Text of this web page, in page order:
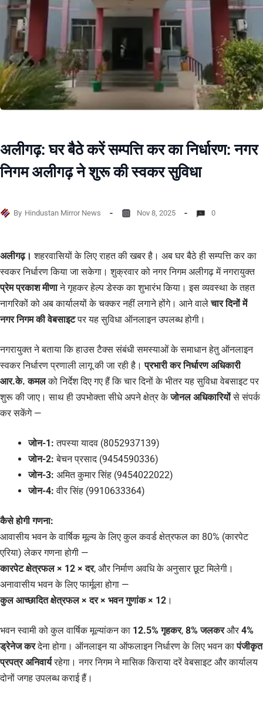
अलीगढ़: घर बैठे करें सम्पत्ति कर का निर्धारण: नगर
निगम अलीगढ़ ने शुरू की स्वकर सुविधा
By Hindustan Mirror News Nov 8, 2025 0
अलीगढ़।शहरवासियों के लिए राहत की खबर है। अब घर बैठे ही सम्पत्ति कर का
स्वकर निर्धारण किया जा सकेगा। शुक्रवार को नगर निगम अलीगढ़ में नगरायुक्त
प्रेम प्रकाश मीणाने गृहकर हेल्प डेस्क का शुभारंभ किया। इस व्यवस्था के तहत
नागरिकों को अब कार्यालयों के चक्कर नहीं लगाने होंगे। आने वालेचार दिनों में
नगर निगम की वेबसाइटपर यह सुविधा ऑनलाइन उपलब्ध होगी।
नगरायुक्त ने बताया कि हाउस टैक्स संबंधी समस्याओं के समाधान हेतु ऑनलाइन
स्वकर निर्धारण प्रणाली लागू की जा रही है।प्रभारी कर निर्धारण अधिकारी
आर.के. कमलको निर्देश दिए गए हैं कि चार दिनों के भीतर यह सुविधा वेबसाइट पर
शुरू की जाए। साथ ही उपभोक्ता सीधे अपने क्षेत्र केजोनल अधिकारियोंसे संपर्क
कर सकेंगे —
जोन-1: तपस्या यादव (8052937139)
जोन-2: बेचन प्रसाद (9454590336)
जोन-3: अमित कुमार सिंह (9454022022)
जोन-4: वीर सिंह (9910633364)
कैसे होगी गणना:
आवासीय भवन के वार्षिक मूल्य के लिए कुल कवर्ड क्षेत्रफल का 80% (कारपेट
एरिया) लेकर गणना होगी —
कारपेट क्षेत्रफल × 12 × दर, और निर्माण अवधि के अनुसार छूट मिलेगी।
अनावासीय भवन के लिए फार्मूला होगा —
कुल आच्छादित क्षेत्रफल × दर × भवन गुणांक × 12 ।
भवन स्वामी को कुल वार्षिक मूल्यांकन का 12.5% गृहकर, 8% जलकरऔर 4%
ड्रेनेज करदेना होगा। ऑनलाइन या ऑफलाइन निर्धारण के लिए भवन कापंजीकृत
प्रपत्र अनिवार्यरहेगा। नगर निगम ने मासिक किराया दरें वेबसाइट और कार्यालय
दोनों जगह उपलब्ध कराई हैं।